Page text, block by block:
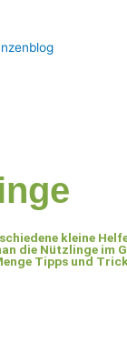
kleine
die Nützlinge im
Tipps und